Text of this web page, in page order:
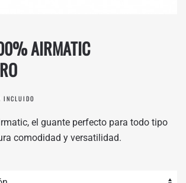
AIRMATIC
INCLUIDO
el guante perfecto para todo tipo
comodidad y versatilidad.